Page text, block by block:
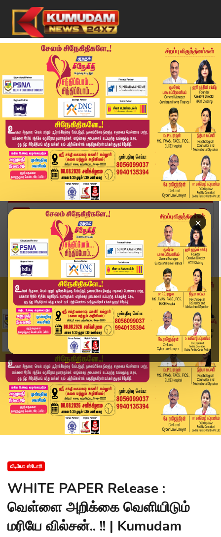
×
Home
வீடியோ ஸ்டோரி
WHITE PAPER Release : வெள்ளை அறிக்கை வெளியிடும்...
வீடியோ ஸ்டோரி
WHITE PAPER Release :
வெள்ளை அறிக்கை வெளியிடும்
மரியே வில்சன்.. !! | Kumudam